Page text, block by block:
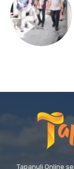
Tapanuli Online